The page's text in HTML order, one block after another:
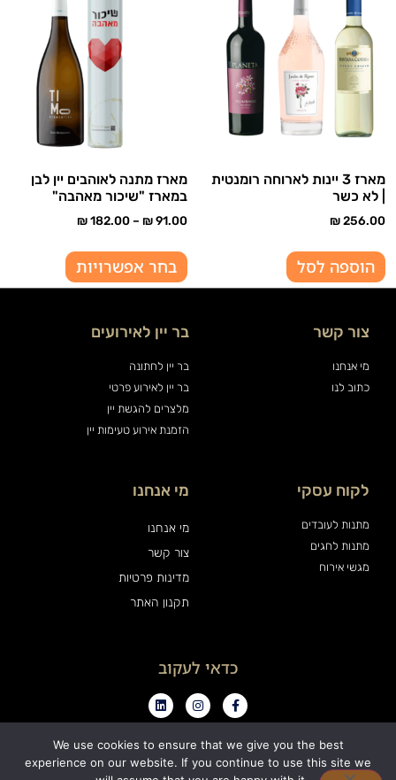
מארז 3 יינות לארוחה רומנטית
| לא כשר
₪256.00
הוספה לסל
מארז מתנה לאוהבים יין לבן
במארז "שיכור מאהבה"
₪91.00
–
₪182.00
בחר אפשרויות
צור קשר
מי אנחנו
כתוב לנו
בר יין לאירועים
בר יין לחתונה
בר יין לאירוע פרטי
מלצרים להגשת יין
הזמנת אירוע טעימות יין
לקוח עסקי
מתנות לעובדים
מתנות לחגים
מגשי אירוח
מי אנחנו
מי אנחנו
צור קשר
מדינות פרטיות
תקנון האתר
כדאי לעקוב
0
We use cookies to ensure that we give you the best
experience on our website. If you continue to use this site we